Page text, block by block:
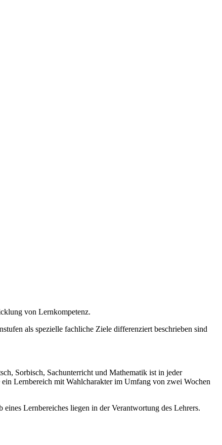
von Lernkompetenz.
als spezielle fachliche Ziele differenziert beschrieben sind
Sorbisch, Sachunterricht und Mathematik ist in jeder
Lernbereich mit Wahlcharakter im Umfang von zwei Wochen
Lernbereiches liegen in der Verantwortung des Lehrers.